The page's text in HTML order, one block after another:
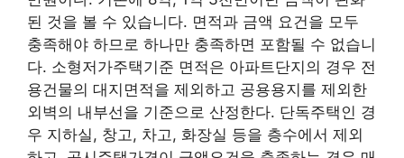
된 것을 볼 수 있습니다. 면적과 금액 요건을 모두
충족해야 하므로 하나만 충족하면 포함될 수 없습니
다. 소형저가주택기준 면적은 아파트단지의 경우 전
용건물의 대지면적을 제외하고 공용용지를 제외한
외벽의 내부선을 기준으로 산정한다. 단독주택인 경
우 지하실, 창고, 차고, 화장실 등을 층수에서 제외